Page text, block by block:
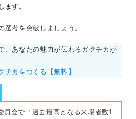
ます。
選考を突破しましょう。
、あなたの魅力が伝わるガクチカが
チカをつくる【無料】
員会で「過去最高となる来場者数1